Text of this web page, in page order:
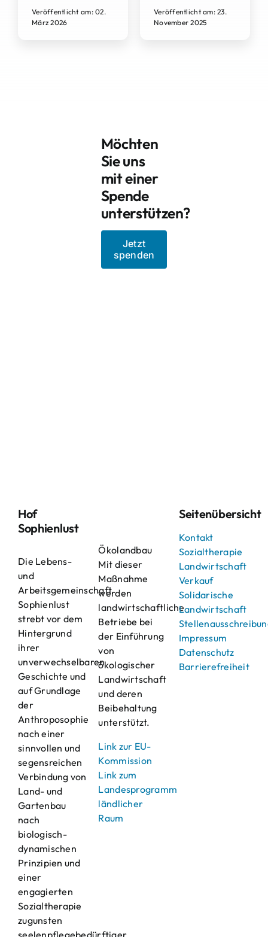
Veröffentlicht am: 02.
März 2026
Veröffentlicht am: 23.
November 2025
Möchten
Sie uns
mit einer
Spende
unterstützen?
Jetzt
spenden
Hof
Sophienlust
Die Lebens-
und
Arbeitsgemeinschaft
Sophienlust
strebt vor dem
Hintergrund
ihrer
unverwechselbaren
Geschichte und
auf Grundlage
der
Anthroposophie
nach einer
sinnvollen und
segensreichen
Verbindung von
Land- und
Gartenbau
nach
biologisch-
dynamischen
Prinzipien und
einer
engagierten
Sozialtherapie
zugunsten
Ökolandbau
Mit dieser
Maßnahme
werden
landwirtschaftliche
Betriebe bei
der Einführung
von
ökologischer
Landwirtschaft
und deren
Beibehaltung
unterstützt.
Link zur EU-
Kommission
Link zum
Landesprogramm
ländlicher
Raum
Seitenübersicht
Kontakt
Sozialtherapie
Landwirtschaft
Verkauf
Solidarische
Landwirtschaft
Impressum
Datenschutz
Barrierefreiheit